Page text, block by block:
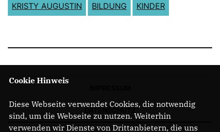
KRISTY AUGUSTIN BILDUNG KINDER
Cookie Hinweis
Diese Webseite verwendet Cookies, die notwendig
sind, um die Webseite zu nutzen. Weiterhin
verwenden wir Dienste von Drittanbietern, die uns